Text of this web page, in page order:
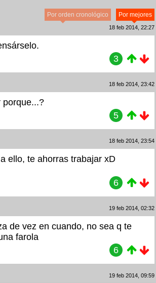
Por mejores
Por orden cronológico
18 feb 2014, 22:27
3
18 feb 2014, 23:42
porque...?
5
18 feb 2014, 23:54
ello, te ahorras trabajar xD
6
19 feb 2014, 02:32
de vez en cuando, no sea q te
farola
6
19 feb 2014, 09:59